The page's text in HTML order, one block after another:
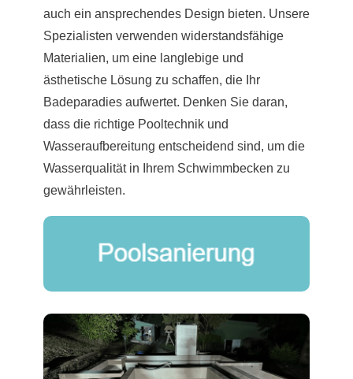
auch ein ansprechendes Design bieten. Unsere
Spezialisten verwenden widerstandsfähige
Materialien, um eine langlebige und
ästhetische Lösung zu schaffen, die Ihr
Badeparadies aufwertet. Denken Sie daran,
dass die richtige Pooltechnik und
Wasseraufbereitung entscheidend sind, um die
Wasserqualität in Ihrem Schwimmbecken zu
gewährleisten.